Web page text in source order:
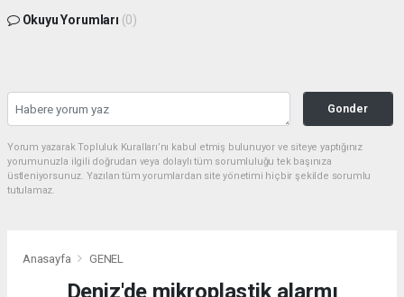
Okuyu Yorumları (0)
Gonder
Yorum yazarak Topluluk Kuralları’nı kabul etmiş bulunuyor ve siteye yaptığınız
yorumunuzla ilgili doğrudan veya dolaylı tüm sorumluluğu tek başınıza
üstleniyorsunuz. Yazılan tüm yorumlardan site yönetimi hiçbir şekilde sorumlu
tutulamaz.
Anasayfa GENEL
Deniz'de mikroplastik alarmı